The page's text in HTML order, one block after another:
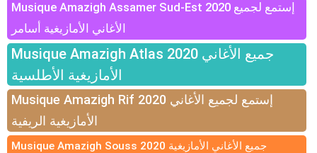
Musique Amazigh Assamer Sud-Est 2020 إستمع لجميع
الأغاني الأمازيغية أسامر
Musique Amazigh Atlas 2020 جميع الأغاني
الأمازيغية الأطلسية
Musique Amazigh Rif 2020 إستمع لجميع الأغاني
الأمازيغية الريفية
Musique Amazigh Souss 2020 جميع الأغاني الأمازيغية